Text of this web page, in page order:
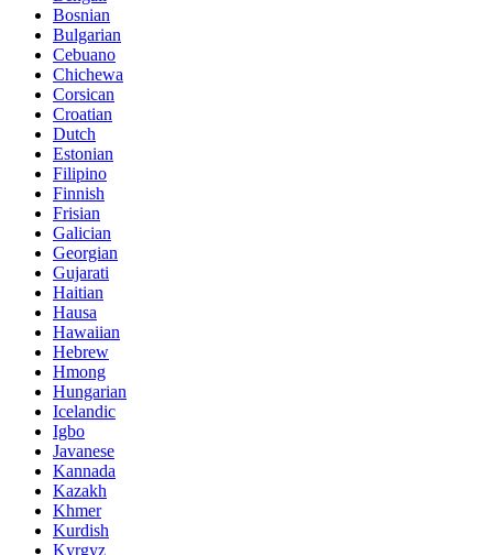
Bosnian
Bulgarian
Cebuano
Chichewa
Corsican
Croatian
Dutch
Estonian
Filipino
Finnish
Frisian
Galician
Georgian
Gujarati
Haitian
Hausa
Hawaiian
Hebrew
Hmong
Hungarian
Icelandic
Igbo
Javanese
Kannada
Kazakh
Khmer
Kurdish
Kyrgyz